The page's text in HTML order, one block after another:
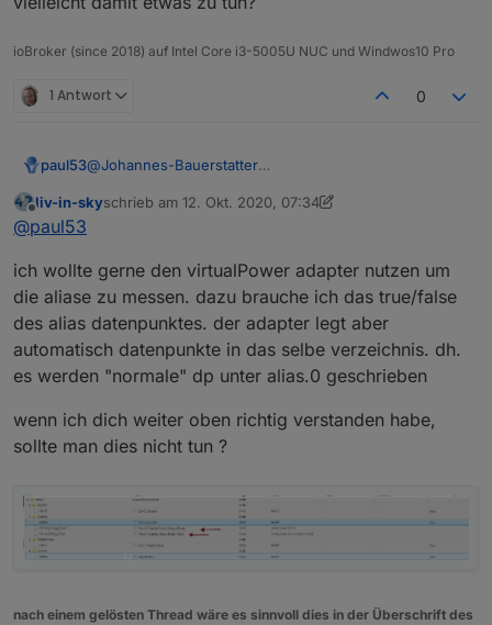
ioBroker (since 2018) auf Intel Core i3-5005U NUC und Windwos10 Pro
1 Antwort 0
paul53@Johannes-Bauerstatter
Ordner-Struktur verwenden wie unter "alias.0". Unter
Hardware-Datenpunkte.
Offline
liv-in-skyschrieb am 12. Okt. 2020, 07:34
zuletzt editiert von liv-in-sky 10. Dez. 2020, 09:36
@paul53
ich wollte gerne den virtualPower adapter nutzen um
die aliase zu messen. dazu brauche ich das true/false
des alias datenpunktes. der adapter legt aber
automatisch datenpunkte in das selbe verzeichnis. dh.
es werden "normale" dp unter alias.0 geschrieben
wenn ich dich weiter oben richtig verstanden habe,
sollte man dies nicht tun ?
nach einem gelösten Thread wäre es sinnvoll dies in der Überschrift des